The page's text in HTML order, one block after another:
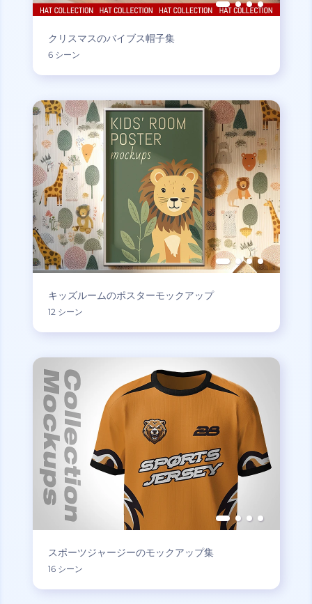
クリスマスのバイブス帽子集
6 シーン
キッズルームのポスターモックアップ
12 シーン
スポーツジャージーのモックアップ集
16 シーン